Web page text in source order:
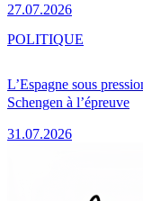
27.07.2026
L’Espagne sous
Schengen à l’épreuve
31.07.2026
POLITIQUE